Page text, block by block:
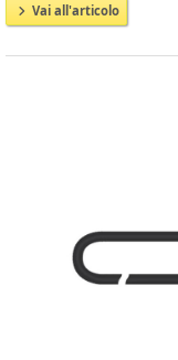
Vai all'articolo